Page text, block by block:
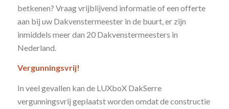
betkenen? Vraag vrijblijvend informatie of een offerte
aan bij uw Dakvenstermeester in de buurt, er zijn
inmiddels meer dan 20 Dakvenstermeesters in
Nederland.
Vergunningsvrij!
In veel gevallen kan de LUXboX DakSerre
vergunningsvrij geplaatst worden omdat de constructie